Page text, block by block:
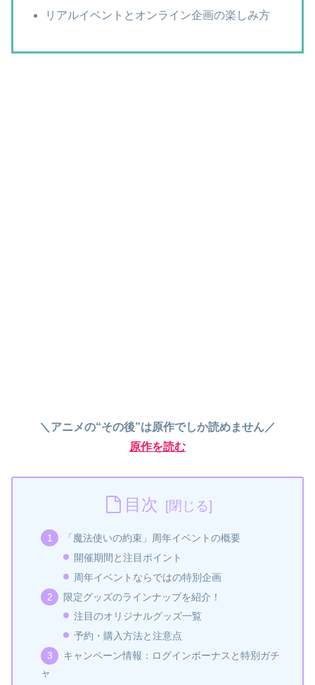
リアルイベントとオンライン企画の楽しみ方
＼アニメの“その後”は原作でしか読めません／
原作を読む
目次
「魔法使いの約束」周年イベントの概要
開催期間と注目ポイント
周年イベントならではの特別企画
限定グッズのラインナップを紹介！
注目のオリジナルグッズ一覧
予約・購入方法と注意点
キャンペーン情報：ログインボーナスと特別ガチ
ャ